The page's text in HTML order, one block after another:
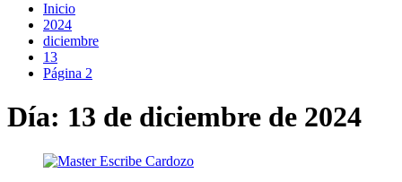
Inicio
2024
diciembre
13
Página 2
Día: 13 de diciembre de 2024